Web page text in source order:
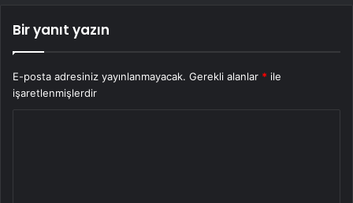
Bir yanıt yazın
E-posta adresiniz yayınlanmayacak. Gerekli alanlar * ile
işaretlenmişlerdir